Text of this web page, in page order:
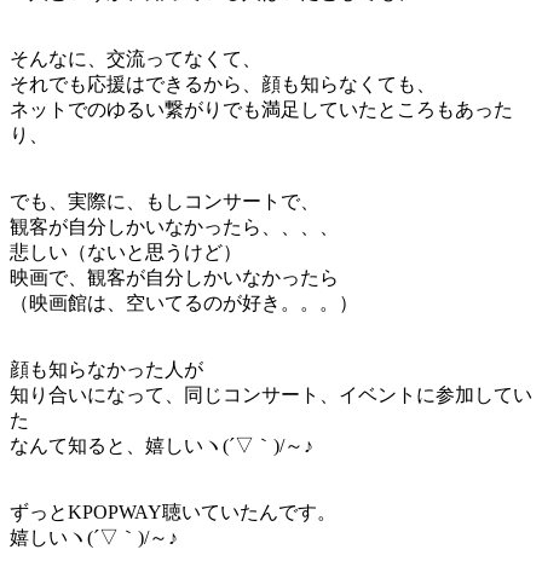
そんなに、交流ってなくて、
それでも応援はできるから、顔も知らなくても、
ネットでのゆるい繋がりでも満足していたところもあった
り、
でも、実際に、もしコンサートで、
観客が自分しかいなかったら、、、、
悲しい（ないと思うけど）
映画で、観客が自分しかいなかったら
（映画館は、空いてるのが好き。。。）
顔も知らなかった人が
知り合いになって、同じコンサート、イベントに参加してい
た
なんて知ると、嬉しいヽ(´▽｀)/～♪
ずっとKPOPWAY聴いていたんです。
嬉しいヽ(´▽｀)/～♪